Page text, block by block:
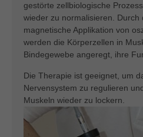
gestörte zellbiologische
wieder zu normalisieren. Durch
magnetische Applikation von
werden die Körperzellen in
Bindegewebe angeregt, ihre
Die Therapie ist geeignet, um
Nervensystem zu regulieren
Muskeln wieder zu lockern.